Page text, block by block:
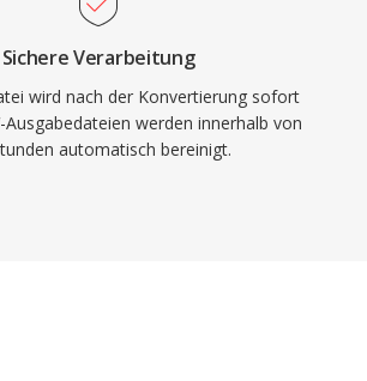
Sichere Verarbeitung
wird nach der Konvertierung sofort
Ausgabedateien werden innerhalb von
automatisch bereinigt.